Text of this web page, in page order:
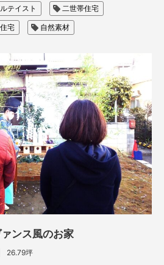
テイスト 二世帯住宅
宅 自然素材
ンス風のお家
26.79坪